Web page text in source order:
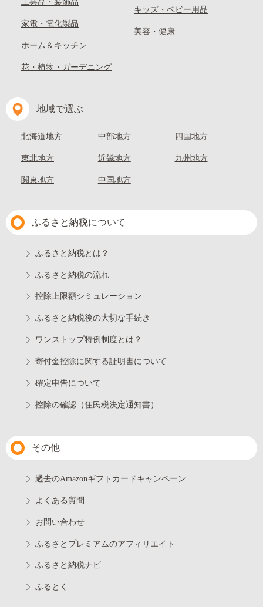
工芸品・装飾品
家電・電化製品
ホーム＆キッチン
花・植物・ガーデニング
キッズ・ベビー用品
美容・健康
地域で選ぶ
北海道地方
東北地方
関東地方
中部地方
近畿地方
中国地方
四国地方
九州地方
ふるさと納税について
ふるさと納税とは？
ふるさと納税の流れ
控除上限額シミュレーション
ふるさと納税後の大切な手続き
ワンストップ特例制度とは？
寄付金控除に関する証明書について
確定申告について
控除の確認（住民税決定通知書）
その他
過去のAmazonギフトカードキャンペーン
よくある質問
お問い合わせ
ふるさとプレミアムのアフィリエイト
ふるさと納税ナビ
ふるとく